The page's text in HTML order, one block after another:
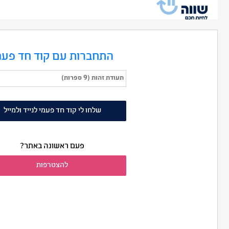
התחברות עם קוד חד
שלחו לי קוד חד פעמי לנייד ולמייל
פעם ראשונה באתר?
להצטרפות